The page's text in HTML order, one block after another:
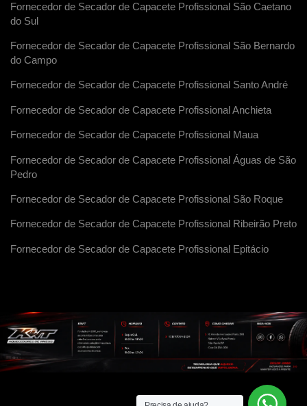
Fornecedor de Secador de Capacete Profissional São Caetano
do Sul
Fornecedor de Secador de Capacete Profissional São Bernardo
do Campo
Fornecedor de Secador de Capacete Profissional Santo André
Fornecedor de Secador de Capacete Profissional Anchieta
Fornecedor de Secador de Capacete Profissional Maua
Fornecedor de Secador de Capacete Profissional Águas de São
Pedro
Fornecedor de Secador de Capacete Profissional São Roque
Fornecedor de Secador de Capacete Profissional Ribeirão Preto
Fornecedor de Secador de Capacete Profissional Epitácio